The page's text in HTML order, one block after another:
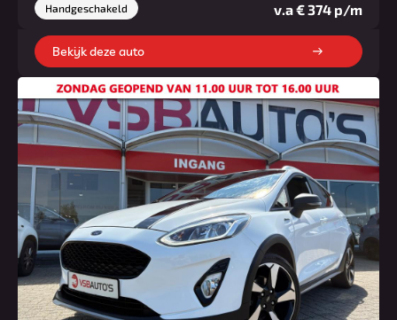
Handgeschakeld
v.a € 374 p/m
Bekijk deze auto